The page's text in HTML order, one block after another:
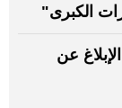
الكبرى"
عن